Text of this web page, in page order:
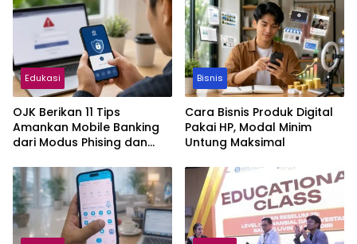
Edukasi
OJK Berikan 11 Tips
Amankan Mobile Banking
dari Modus Phising dan
Bisnis
Cara Bisnis Produk Digital
Pakai HP, Modal Minim
Untung Maksimal